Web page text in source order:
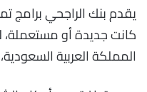
يقدم بنك الراجحي برامج
كانت جديدة أو مستعملة،
المملكة العربية